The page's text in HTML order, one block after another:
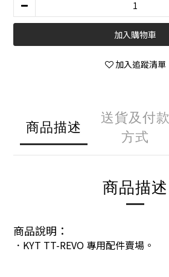
加入購物車
加入追蹤清單
商品描述
送貨及付款
方式
商品描述
商品說明：
．KYT TT-REVO 專用配件賣場。